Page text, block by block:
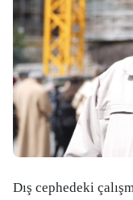
Dış cephedeki